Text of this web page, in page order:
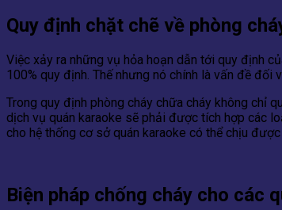
Quy định chặt chẽ về phòng
Việc xảy ra những vụ hỏa hoạn dẫn tới quy định
100% quy định. Thế nhưng nó chính là vấn đề đối
Trong quy định phòng cháy chữa cháy không chỉ
dịch vụ quán karaoke sẽ phải được tích hợp các
cho hệ thống cơ sở quán karaoke có thể chịu
Biện pháp chống cháy cho các